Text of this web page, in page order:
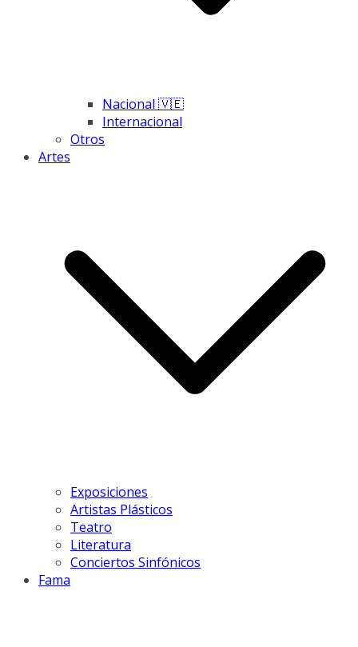
Nacional 🇻🇪
Internacional
Otros
Artes
Exposiciones
Artistas Plásticos
Teatro
Literatura
Conciertos Sinfónicos
Fama